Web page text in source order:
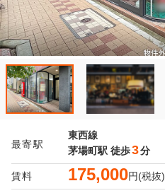
最寄駅
東西線
茅場町駅 徒歩3分
賃料 175,000円(税抜)